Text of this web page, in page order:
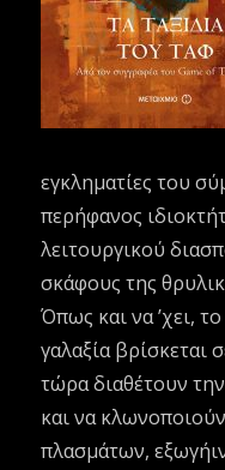
εγκληματίες του
περήφανος
λειτουργικού
σκάφους της
Όπως και να ’χει,
γαλαξία βρίσκεται
τώρα διαθέτουν
και να
πλασμάτων,